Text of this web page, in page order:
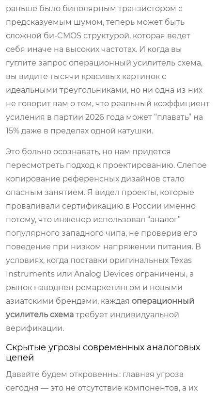
раньше было биполярным транзистором с
предсказуемым шумом, теперь может быть
сложной би-CMOS структурой, которая ведет
себя иначе на высоких частотах. И когда вы
гуглите запрос операционный усилитель схема,
вы видите тысячи красивых картинок с
идеальными треугольниками, но ни одна из них
не говорит вам о том, что реальный коэффициент
усиления в партии 2026 года может “плавать” на
15% даже в пределах одной катушки.
Это больно осознавать, но нам придется
пересмотреть подход к проектированию. Слепое
копирование референсных дизайнов стало
опасным занятием. Я видел проекты, которые
проваливали сертификацию в России именно
потому, что инженер использовал “аналог”
популярного западного чипа, не проверив его
поведение при низком напряжении питания. В
условиях, когда поставки оригинальных Texas
Instruments или Analog Devices ограничены, а
рынок наводнен ремаркетингом и новыми
азиатскими брендами, каждая операционный
усилитель схема требует индивидуальной
верификации.
Скрытые угрозы современных аналоговых
цепей
Давайте будем откровенны: главная угроза
сегодня — это не отсутствие компонентов, а их